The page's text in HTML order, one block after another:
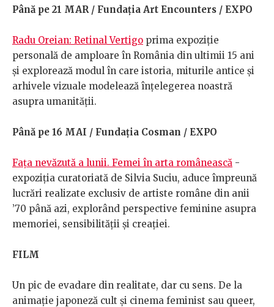
Până pe 21 MAR / Fundația Art Encounters / EXPO
Radu Oreian: Retinal Vertigo prima expoziție
personală de amploare în România din ultimii 15 ani
și explorează modul în care istoria, miturile antice și
arhivele vizuale modelează înțelegerea noastră
asupra umanității.
Până pe 16 MAI / Fundația Cosman / EXPO
Fața nevăzută a lunii. Femei în arta românească -
expoziția curatoriată de Silvia Suciu, aduce împreună
lucrări realizate exclusiv de artiste române din anii
’70 până azi, explorând perspective feminine asupra
memoriei, sensibilității și creației.
FILM
Un pic de evadare din realitate, dar cu sens. De la
animație japoneză cult și cinema feminist sau queer,